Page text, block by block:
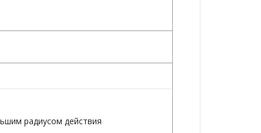
радиусом действия